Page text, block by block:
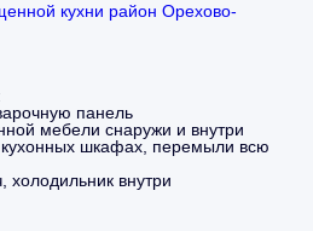
кухни район Орехово-
панель
мебели снаружи и внутри
шкафах, перемыли всю
внутри